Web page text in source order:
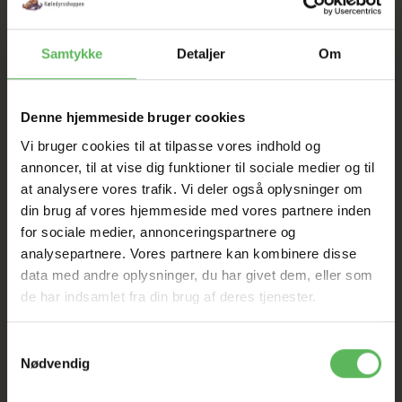
Samtykke Detaljer Om
Denne hjemmeside bruger cookies
Vi bruger cookies til at tilpasse vores indhold og
annoncer, til at vise dig funktioner til sociale medier og til
at analysere vores trafik. Vi deler også oplysninger om
din brug af vores hjemmeside med vores partnere inden
for sociale medier, annonceringspartnere og
analysepartnere. Vores partnere kan kombinere disse
data med andre oplysninger, du har givet dem, eller som
de har indsamlet fra din brug af deres tjenester.
Nødvendig
UDSALG
TIL D. 8 AUGUST
HELE WEBSHOPPEN ER
SAT NED
Tilbud GÆLDER IKKE
I FYSISK BUTIKKERE